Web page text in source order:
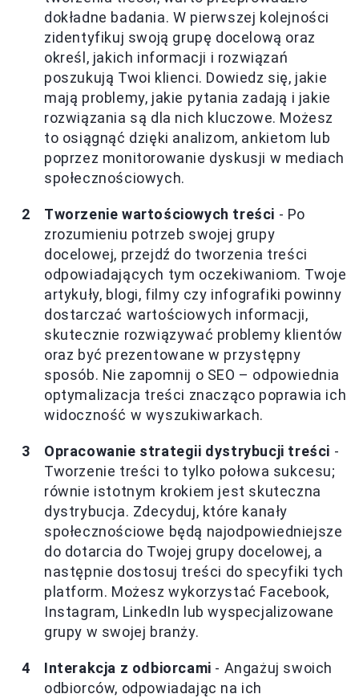
dokładne badania. W pierwszej kolejności
zidentyfikuj swoją grupę docelową oraz
określ, jakich informacji i rozwiązań
poszukują Twoi klienci. Dowiedz się, jakie
mają problemy, jakie pytania zadają i jakie
rozwiązania są dla nich kluczowe. Możesz
to osiągnąć dzięki analizom, ankietom lub
poprzez monitorowanie dyskusji w mediach
społecznościowych.
Tworzenie wartościowych treści - Po
zrozumieniu potrzeb swojej grupy
docelowej, przejdź do tworzenia treści
odpowiadających tym oczekiwaniom. Twoje
artykuły, blogi, filmy czy infografiki powinny
dostarczać wartościowych informacji,
skutecznie rozwiązywać problemy klientów
oraz być prezentowane w przystępny
sposób. Nie zapomnij o SEO – odpowiednia
optymalizacja treści znacząco poprawia ich
widoczność w wyszukiwarkach.
Opracowanie strategii dystrybucji treści -
Tworzenie treści to tylko połowa sukcesu;
równie istotnym krokiem jest skuteczna
dystrybucja. Zdecyduj, które kanały
społecznościowe będą najodpowiedniejsze
do dotarcia do Twojej grupy docelowej, a
następnie dostosuj treści do specyfiki tych
platform. Możesz wykorzystać Facebook,
Instagram, LinkedIn lub wyspecjalizowane
grupy w swojej branży.
Interakcja z odbiorcami - Angażuj swoich
odbiorców, odpowiadając na ich